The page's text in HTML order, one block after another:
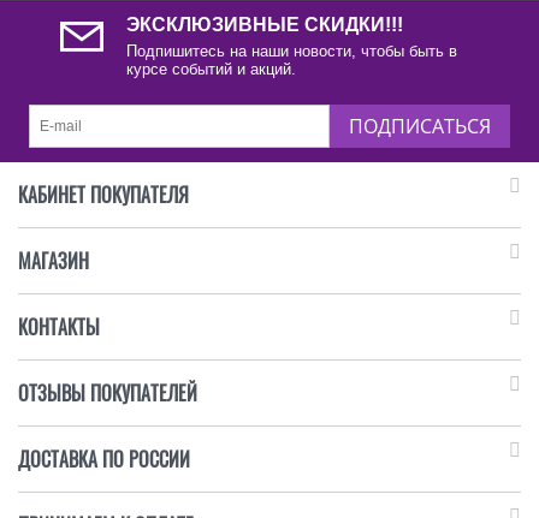
ЭКСКЛЮЗИВНЫЕ СКИДКИ!!!
Подпишитесь на наши новости, чтобы быть в
курсе событий и акций.
ПОДПИСАТЬСЯ
КАБИНЕТ ПОКУПАТЕЛЯ
МАГАЗИН
КОНТАКТЫ
ОТЗЫВЫ ПОКУПАТЕЛЕЙ
ДОСТАВКА ПО РОССИИ